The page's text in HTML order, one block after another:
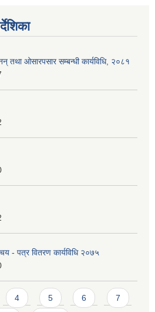
तथा ओसारपसार सम्बन्धी कार्यविधि, २०८१
- पत्र वितरण कार्यविधि २०७५
4 5 6 7